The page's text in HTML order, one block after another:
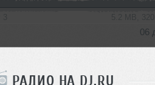
РАДИО НА DJ.RU
06